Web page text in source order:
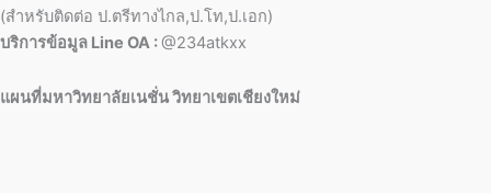
(สำหรับติดต่อ ป.ตรีทางไกล,ป.โท,ป.เอก)
บริการข้อมูล Line OA :@234atkxx
แผนที่มหาวิทยาลัยเนชั่น วิทยาเขตเชียงใหม่